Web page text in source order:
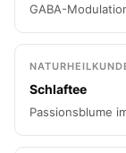
GABA-
Schlaftee
Passionsblume